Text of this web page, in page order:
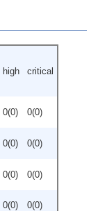
high critical
0(0) 0(0)
0(0) 0(0)
0(0) 0(0)
0(0) 0(0)